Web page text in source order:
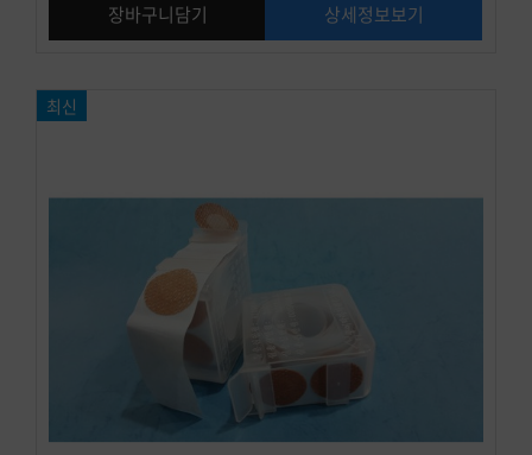
장바구니담기 상세정보보기
최신